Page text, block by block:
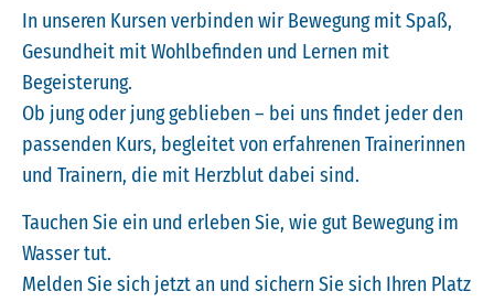
In unseren Kursen verbinden wir Bewegung mit Spaß,
Gesundheit mit Wohlbefinden und Lernen mit
Begeisterung.
Ob jung oder jung geblieben – bei uns findet jeder den
passenden Kurs, begleitet von erfahrenen Trainerinnen
und Trainern, die mit Herzblut dabei sind.
Tauchen Sie ein und erleben Sie, wie gut Bewegung im
Wasser tut.
Melden Sie sich jetzt an und sichern Sie sich Ihren Platz